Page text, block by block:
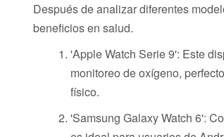
Después de analizar diferentes
beneficios en salud.
'Apple Watch Serie 9': Este
monitoreo de oxígeno,
físico.
'Samsung Galaxy Watch 6':